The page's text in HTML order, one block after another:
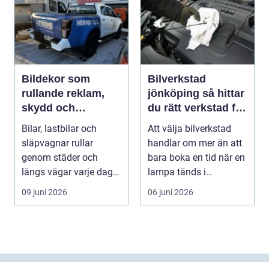
Bildekor som
rullande reklam,
skydd och
personlig stil
Bilar, lastbilar och
släpvagnar rullar
genom städer och
längs vägar varje dag.
De passerar tusentals...
09 juni 2026
Bilverkstad
jönköping så hittar
du rätt verkstad för
din bil
Att välja bilverkstad
handlar om mer än att
bara boka en tid när en
lampa tänds i
instrumentpanelen....
06 juni 2026